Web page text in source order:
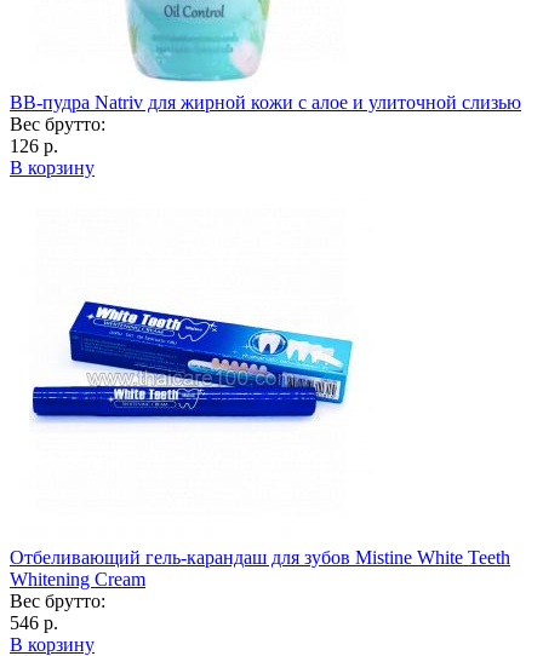
ВВ-пудра Natriv для жирной кожи с алое и улиточной слизью
Вес брутто:
126 р.
В корзину
Отбеливающий гель-карандаш для зубов Mistine White Teeth
Whitening Cream
Вес брутто:
546 р.
В корзину